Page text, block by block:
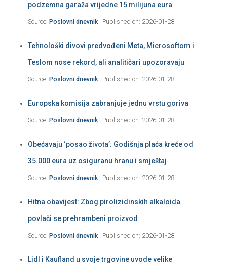
podzemna garaža vrijedne 15 milijuna eura
Source: Poslovni dnevnik Published on: 2026-01-28
Tehnološki divovi predvođeni Meta, Microsoftom i
Teslom nose rekord, ali analitičari upozoravaju
Source: Poslovni dnevnik Published on: 2026-01-28
Europska komisija zabranjuje jednu vrstu goriva
Source: Poslovni dnevnik Published on: 2026-01-28
Obećavaju ‘posao života’: Godišnja plaća kreće od
35.000 eura uz osiguranu hranu i smještaj
Source: Poslovni dnevnik Published on: 2026-01-28
Hitna obavijest: Zbog pirolizidinskih alkaloida
povlači se prehrambeni proizvod
Source: Poslovni dnevnik Published on: 2026-01-28
Lidl i Kaufland u svoje trgovine uvode velike